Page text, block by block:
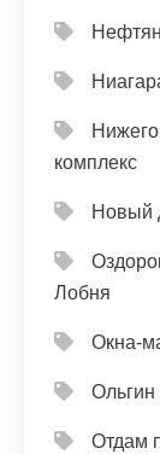
комплекс
Новый
Лобня
Окна-
Ольгин
Отдам